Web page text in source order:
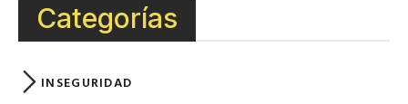
Categorías
INSEGURIDAD